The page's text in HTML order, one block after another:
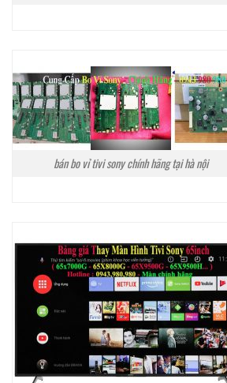
bán bo vỉ tivi sony chính hãng tại hà nội